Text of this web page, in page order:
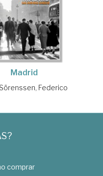
Madrid
Federico
comprar